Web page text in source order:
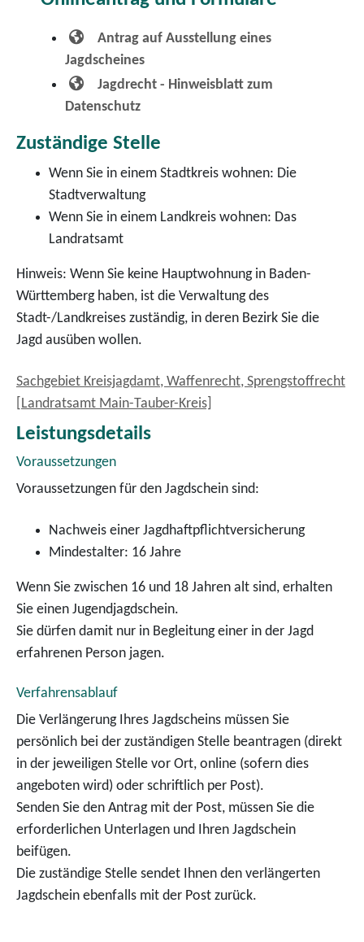
Antrag auf Ausstellung eines
Jagdscheines
Jagdrecht - Hinweisblatt zum
Datenschutz
Zuständige Stelle
Wenn Sie in einem Stadtkreis wohnen: Die
Stadtverwaltung
Wenn Sie in einem Landkreis wohnen: Das
Landratsamt
Hinweis: Wenn Sie keine Hauptwohnung in Baden-
Württemberg haben, ist die Verwaltung des
Stadt-/Landkreises zuständig, in deren Bezirk Sie die
Jagd ausüben wollen.
Sachgebiet Kreisjagdamt, Waffenrecht, Sprengstoffrecht
[Landratsamt Main-Tauber-Kreis]
Leistungsdetails
Voraussetzungen
Voraussetzungen für den Jagdschein sind:
Nachweis einer Jagdhaftpflichtversicherung
Mindestalter: 16 Jahre
Wenn Sie zwischen 16 und 18 Jahren alt sind, erhalten
Sie einen Jugendjagdschein.
Sie dürfen damit nur in Begleitung einer in der Jagd
erfahrenen Person jagen.
Verfahrensablauf
Die Verlängerung Ihres Jagdscheins müssen Sie
persönlich bei der zuständigen Stelle beantragen (direkt
in der jeweiligen Stelle vor Ort, online (sofern dies
angeboten wird) oder schriftlich per Post).
Senden Sie den Antrag mit der Post, müssen Sie die
erforderlichen Unterlagen und Ihren Jagdschein
beifügen.
Die zuständige Stelle sendet Ihnen den verlängerten
Jagdschein ebenfalls mit der Post zurück.